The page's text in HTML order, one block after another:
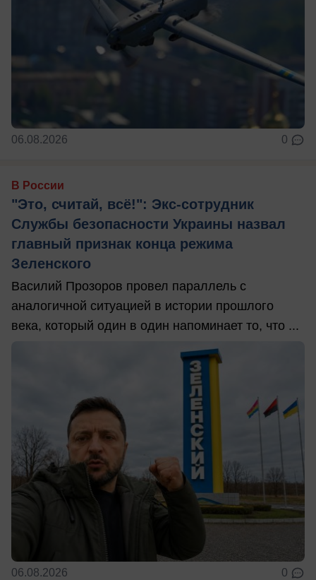
06.08.2026 0
В России
"Это, считай, всё!": Экс-сотрудник
Службы безопасности Украины назвал
главный признак конца режима
Зеленского
Василий Прозоров провел параллель с
аналогичной ситуацией в истории прошлого
века, который один в один напоминает то, что ...
06.08.2026 0